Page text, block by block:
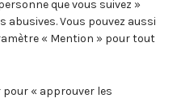
que vous suivez »
Vous pouvez aussi
« Mention » pour tout
« approuver les